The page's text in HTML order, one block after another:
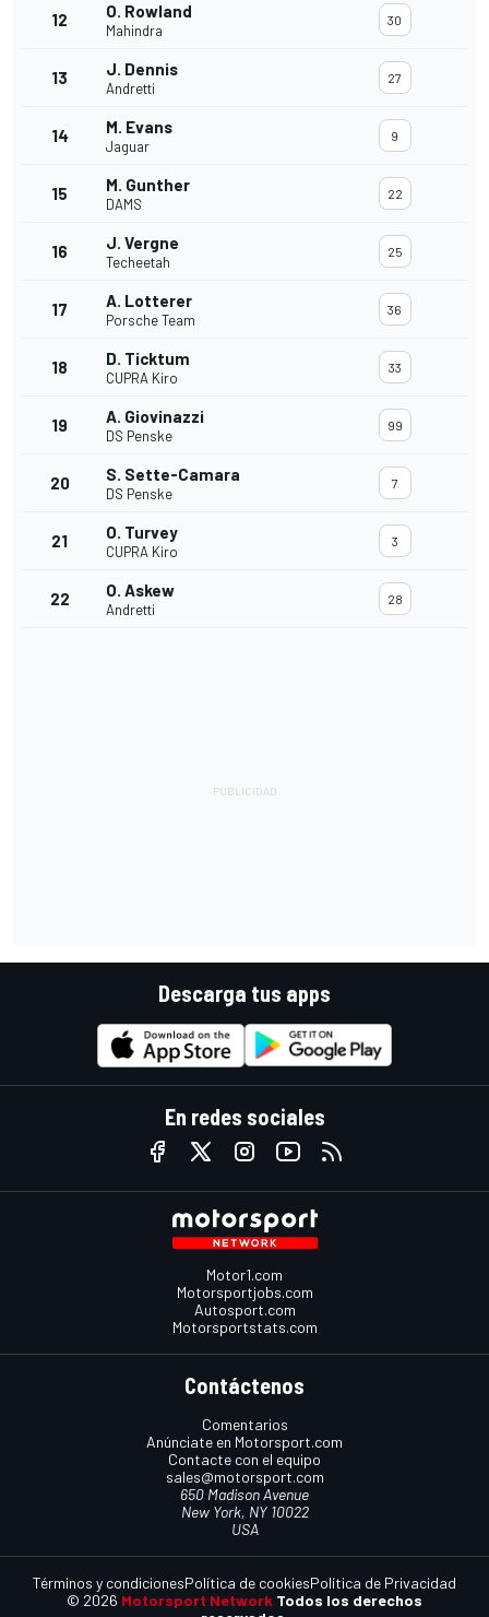
12 O. Rowland
Mahindra
30
13 J. Dennis
Andretti
27
14 M. Evans
Jaguar
9
15 M. Gunther
DAMS
22
16 J. Vergne
Techeetah
25
17 A. Lotterer
Porsche Team
36
18 D. Ticktum
CUPRA Kiro
33
19 A. Giovinazzi
DS Penske
99
20 S. Sette-Camara
DS Penske
7
21 O. Turvey
CUPRA Kiro
3
22 O. Askew
Andretti
28
Descarga tus apps
En redes sociales
Motor1.com
Motorsportjobs.com
Autosport.com
Motorsportstats.com
Contáctenos
Comentarios
Anúnciate en Motorsport.com
Contacte con el equipo
sales@motorsport.com
650 Madison Avenue
New York, NY 10022
USA
© 2026 Motorsport Network Todos los derechos
Términos y condicionesPolítica de cookiesPolítica de Privacidad